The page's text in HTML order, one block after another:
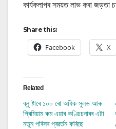
কাৰ্যকলাপৰ সময়ত লাভ কৰা জড়তা
Share this:
Facebook X
Related
ব্লু ষ্টাৰে ১০০ ৰো অধিক সুলভ আৰু
প্ৰিমিয়াম ৰুম এয়াৰ কণ্ডিচনাৰৰ এটা
নতুন পৰিসৰ প্ৰৱৰ্তন কৰিছে